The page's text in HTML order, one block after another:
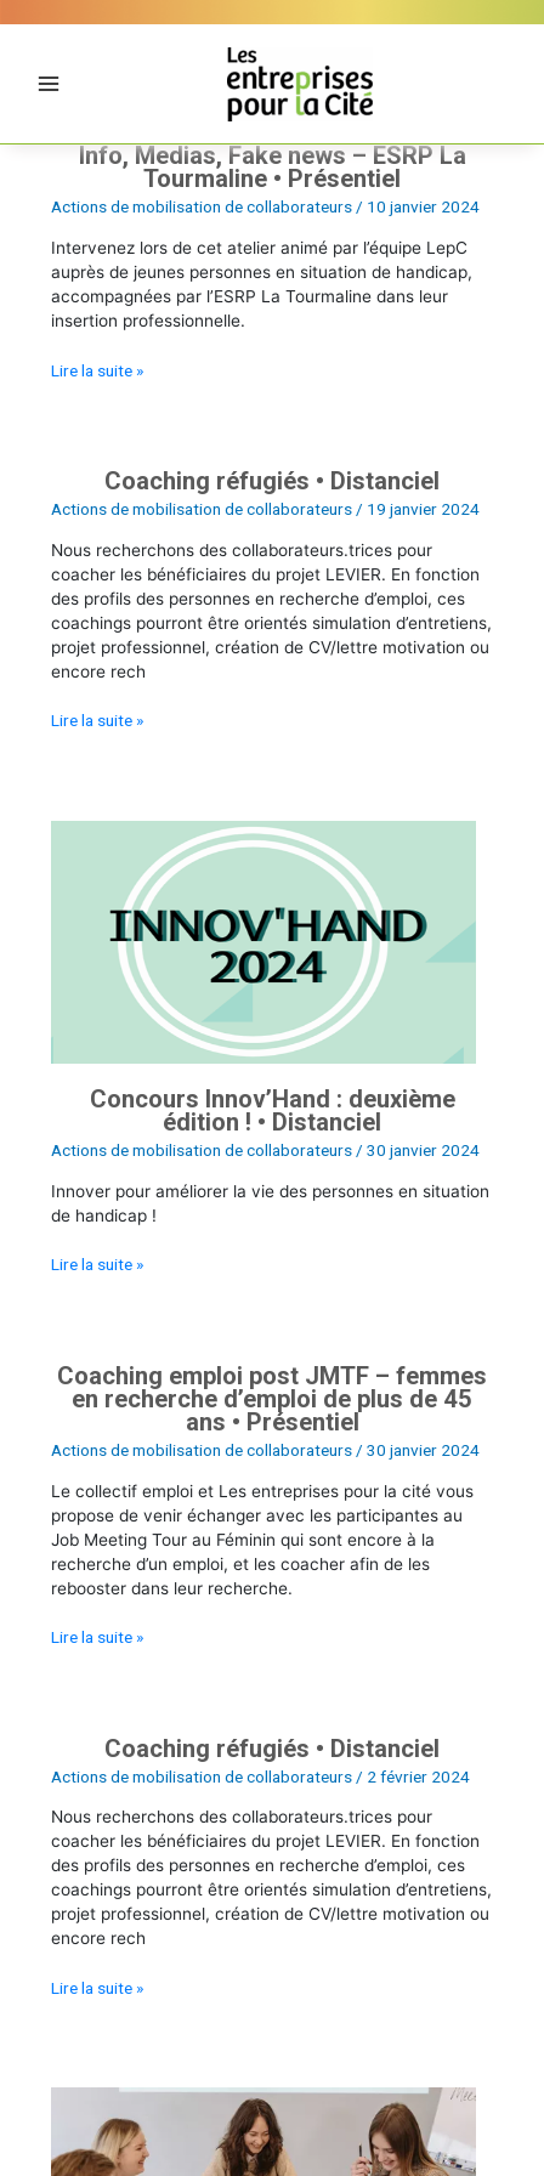
Info, Medias, Fake news – ESRP La
Tourmaline • Présentiel
Actions de mobilisation de collaborateurs/ 10 janvier 2024
Intervenez lors de cet atelier animé par l’équipe LepC
auprès de jeunes personnes en situation de handicap,
accompagnées par l’ESRP La Tourmaline dans leur
insertion professionnelle.
Info,
Fake
–
ESRP
La
Tourmaline
Présentiel
Lire la suite »
Coaching réfugiés • Distanciel
Actions de mobilisation de collaborateurs / 19 janvier 2024
Nous recherchons des collaborateurs.trices pour
coacher les bénéficiaires du projet LEVIER. En fonction
des profils des personnes en recherche d’emploi, ces
coachings pourront être orientés simulation d’entretiens,
projet professionnel, création de CV/lettre motivation ou
encore rech
Coaching
réfugiés
Distanciel
Lire la suite »
Concours Innov’Hand : deuxième
édition ! • Distanciel
Actions de mobilisation de collaborateurs/30 janvier 2024
Innover pour améliorer la vie des personnes en situation
de handicap !
Lire la suite »
Coaching emploi post JMTF – femmes
en recherche d’emploi de plus de 45
ans • Présentiel
Actions de mobilisation de collaborateurs /30 janvier 2024
Le collectif emploi et Les entreprises pour la cité vous
propose de venir échanger avec les participantes au
Job Meeting Tour au Féminin qui sont encore à la
recherche d’un emploi, et les coacher afin de les
rebooster dans leur recherche.
Coaching
emploi
JMTF
femmes
en
recherche
d’emploi
de
de
Présentiel
Lire la suite »
Coaching réfugiés • Distanciel
Actions de mobilisation de collaborateurs / 2 février 2024
Nous recherchons des collaborateurs.trices pour
coacher les bénéficiaires du projet LEVIER. En fonction
des profils des personnes en recherche d’emploi, ces
coachings pourront être orientés simulation d’entretiens,
projet professionnel, création de CV/lettre motivation ou
encore rech
Coaching
réfugiés
Distanciel
Lire la suite »
métiers
de